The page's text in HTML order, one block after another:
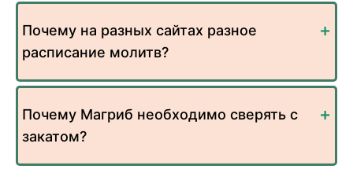
Почему на разных сайтах разное
расписание молитв?
Почему Магриб необходимо сверять с
закатом?